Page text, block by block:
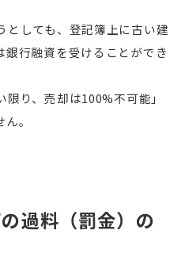
としても、登記簿上に古い建
行融資を受けることができ
り、売却は100%不可能」
。
過料（罰金）の